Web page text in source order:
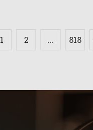
1 2 ... 818